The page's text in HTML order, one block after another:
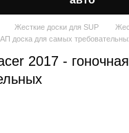
Жесткие доски для SUP
доска для самых
2017 -